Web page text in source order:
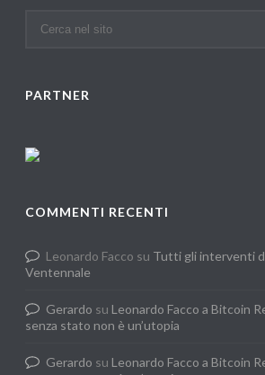
PARTNER
COMMENTI RECENTI
Leonardo Facco su Tutti gli interventi
Ventennale
Gerardo su Leonardo Facco a Bitcoin
senza stato non è un’utopia
Gerardo su Leonardo Facco a Bitcoin